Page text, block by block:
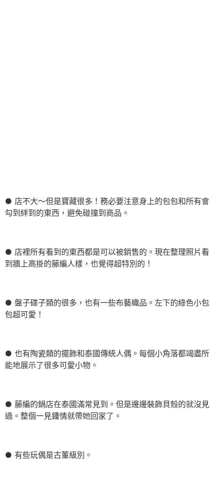
● 店不大～但是寶藏很多！務必要注意身上的包包和所有會
勾到絆到的東西，避免碰撞到商品。
● 店裡所有看到的東西都是可以被銷售的。現在整理照片看
到牆上高掛的藤編人樣，也覺得超特別的！
● 盤子碟子類的很多，也有一些布藝織品。左下的綠色小包
包超可愛！
● 也有陶瓷類的擺飾和泰國傳統人偶。每個小角落都竭盡所
能地展示了很多可愛小物。
● 藤編的鍋店在泰國滿常見到。但是邊邊裝飾貝殼的就沒見
過。整個一見鍾情就帶她回家了。
● 有些玩偶是古董級別。